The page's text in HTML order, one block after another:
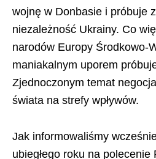
wojnę w Donbasie i próbuje
niezależność Ukrainy. Co
narodów Europy Środkowo-
maniakalnym uporem
Zjednoczonym temat
świata na strefy wpływów.
Jak informowaliśmy
ubiegłego roku na